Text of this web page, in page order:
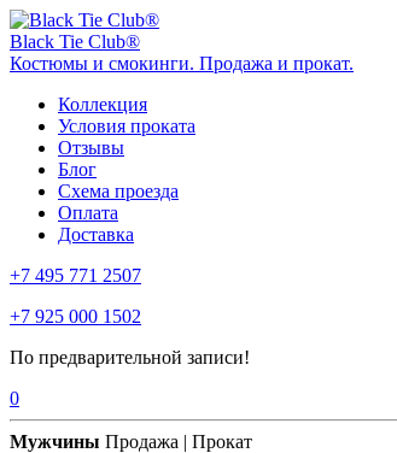
Black Tie Club®
Костюмы и смокинги. Продажа и прокат.
Коллекция
Условия проката
Отзывы
Блог
Схема проезда
Оплата
Доставка
+7 495 771 2507
+7 925 000 1502
По предварительной записи!
0
Мужчины Продажа | Прокат